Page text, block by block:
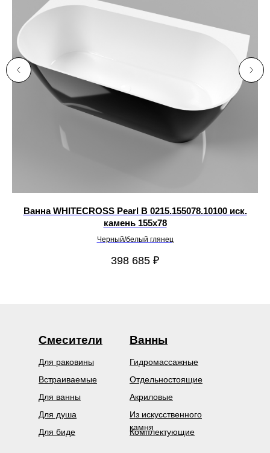
Ванна WHITECROSS Pearl B 0215.155078.10100 иск.
камень 155х78
Черный/белый глянец
398 685 ₽
Смесители
Встраиваемые
Для биде
Для ванны
Для душа
Для раковины
Ванны
Из искусственного
камня
Гидромассажные
Акриловые
Отдельностоящие
Комплектующие